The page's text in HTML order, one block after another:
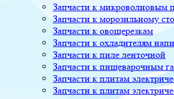
Запчасти к микроволновым
Запчасти к морозильному
Запчасти к овощерезкам
Запчасти к охладителям
Запчасти к пиле ленточной
Запчасти к пищеварочным
Запчасти к плитам
Запчасти к плитам